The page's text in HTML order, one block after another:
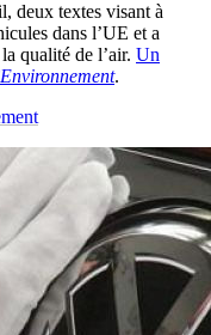
deux textes visant à
dans l’UE et a
qualité de l’air. Un
.